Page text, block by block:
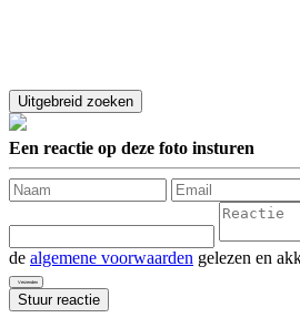
Een reactie op deze foto insturen
de algemene voorwaarden gelezen en